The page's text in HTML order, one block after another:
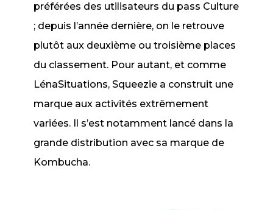
préférées des utilisateurs du pass Culture
; depuis l’année dernière, on le retrouve
plutôt aux deuxième ou troisième places
du classement. Pour autant, et comme
LénaSituations, Squeezie a construit une
marque aux activités extrêmement
variées. Il s’est notamment lancé dans la
grande distribution avec sa marque de
Kombucha.